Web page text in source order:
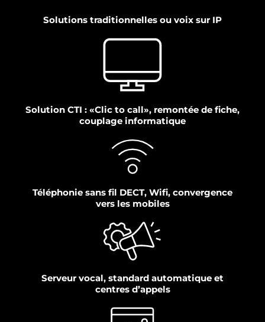
Solutions traditionnelles ou voix sur IP
Solution CTI : «Clic to call», remontée de fiche,
couplage informatique
Téléphonie sans fil DECT, Wifi, convergence
vers les mobiles
Serveur vocal, standard automatique et
centres d’appels